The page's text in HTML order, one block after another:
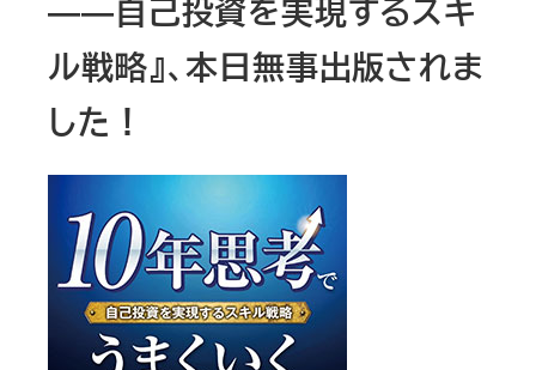
――自己投資を実現するスキ
ル戦略』、本日無事出版されま
した！